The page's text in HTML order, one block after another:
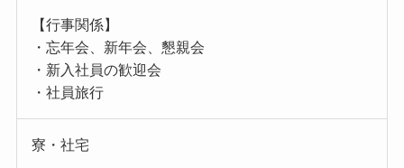
【行事関係】
・忘年会、新年会、懇親会
・新入社員の歓迎会
・社員旅行
寮・社宅